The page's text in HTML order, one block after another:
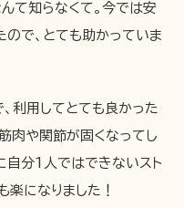
て知らなくて。今では安
で、とても助かっていま
利用してとても良かった
肉や関節が固くなってし
自分1人ではできないスト
楽になりました！